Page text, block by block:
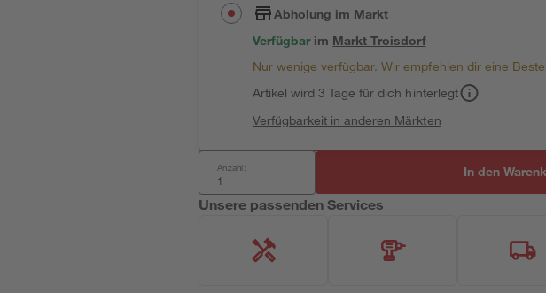
Abholung im Markt
Verfügbar im MarktTroisdorf
Nur wenige verfügbar. Wir empfehlen dir eine
Artikel wird 3 Tage für dich hinterlegt
Verfügbarkeit in anderen Märkten
Anzahl: In den
Unsere passenden Services